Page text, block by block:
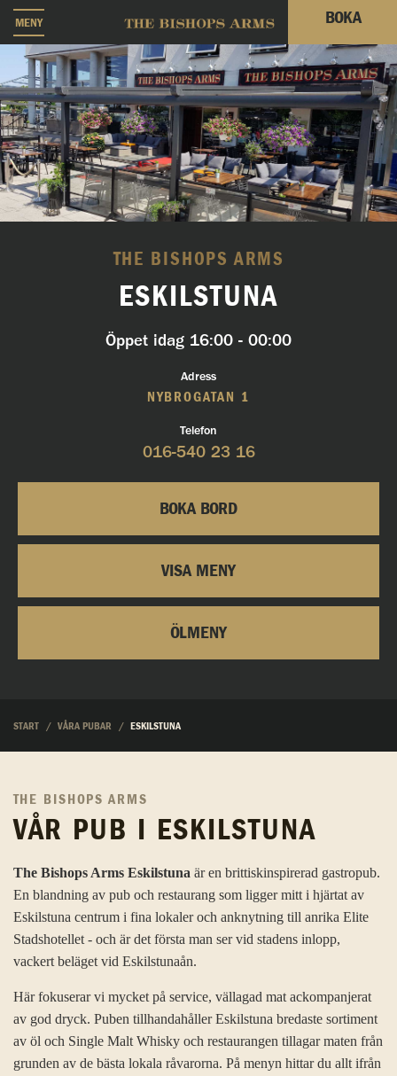
MENY BOKA
THE BISHOPS ARMS
ESKILSTUNA
Öppet idag 16:00 - 00:00
Adress
NYBROGATAN 1
Telefon
016-540 23 16
BOKA BORD
VISA MENY
ÖLMENY
START VÅRA PUBAR ESKILSTUNA
THE BISHOPS ARMS
VÅR PUB I ESKILSTUNA
The Bishops Arms Eskilstuna är en brittiskinspirerad gastropub.
En blandning av pub och restaurang som ligger mitt i hjärtat av
Eskilstuna centrum i fina lokaler och anknytning till anrika Elite
Stadshotellet - och är det första man ser vid stadens inlopp,
vackert beläget vid Eskilstunaån.
Här fokuserar vi mycket på service, vällagad mat ackompanjerat
av god dryck. Puben tillhandahåller Eskilstuna bredaste sortiment
av öl och Single Malt Whisky och restaurangen tillagar maten från
grunden av de bästa lokala råvarorna. På menyn hittar du allt ifrån